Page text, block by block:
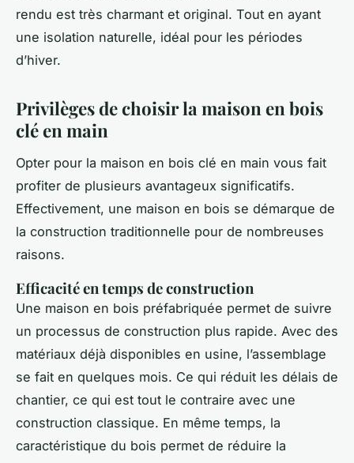
rendu est très charmant et original. Tout en ayant
une isolation naturelle, idéal pour les périodes
d’hiver.
Privilèges de choisir la maison en bois
clé en main
Opter pour la maison en bois clé en main vous fait
profiter de plusieurs avantageux significatifs.
Effectivement, une maison en bois se démarque de
la construction traditionnelle pour de nombreuses
raisons.
Efficacité en temps de construction
Une maison en bois préfabriquée permet de suivre
un processus de construction plus rapide. Avec des
matériaux déjà disponibles en usine, l’assemblage
se fait en quelques mois. Ce qui réduit les délais de
chantier, ce qui est tout le contraire avec une
construction classique. En même temps, la
caractéristique du bois permet de réduire la